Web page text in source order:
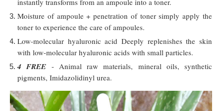
instantly transforms from an ampoule into a toner.
Moisture of ampoule + penetration of toner simply apply the
toner to experience the care of ampoules.
Low-molecular hyaluronic acid Deeply replenishes the skin
with low-molecular hyaluronic acids with small particles.
4 FREE - Animal raw materials, mineral oils, synthetic
pigments, Imidazolidinyl urea.